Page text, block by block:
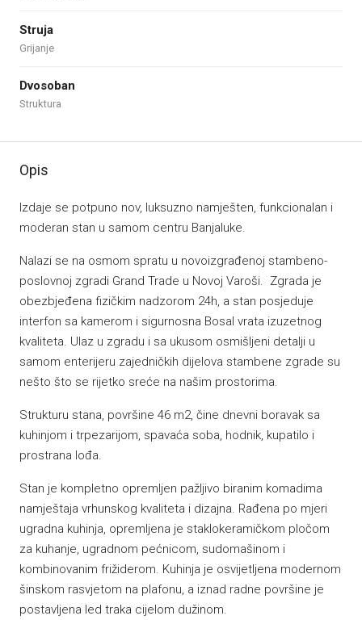
Struja
Grijanje
Dvosoban
Struktura
Opis
Izdaje se potpuno nov, luksuzno namješten, funkcionalan i
moderan stan u samom centru Banjaluke.
Nalazi se na osmom spratu u novoizgrađenoj stambeno-
poslovnoj zgradi Grand Trade u Novoj Varoši. Zgrada je
obezbjeđena fizičkim nadzorom 24h, a stan posjeduje
interfon sa kamerom i sigurnosna Bosal vrata izuzetnog
kvaliteta. Ulaz u zgradu i sa ukusom osmišljeni detalji u
samom enterijeru zajedničkih dijelova stambene zgrade su
nešto što se rijetko sreće na našim prostorima.
Strukturu stana, površine 46 m2, čine dnevni boravak sa
kuhinjom i trpezarijom, spavaća soba, hodnik, kupatilo i
prostrana lođa.
Stan je kompletno opremljen pažljivo biranim komadima
namještaja vrhunskog kvaliteta i dizajna. Rađena po mjeri
ugradna kuhinja, opremljena je staklokeramičkom pločom
za kuhanje, ugradnom pećnicom, sudomašinom i
kombinovanim frižiderom. Kuhinja je osvijetljena modernom
šinskom rasvjetom na plafonu, a iznad radne površine je
postavljena led traka cijelom dužinom.